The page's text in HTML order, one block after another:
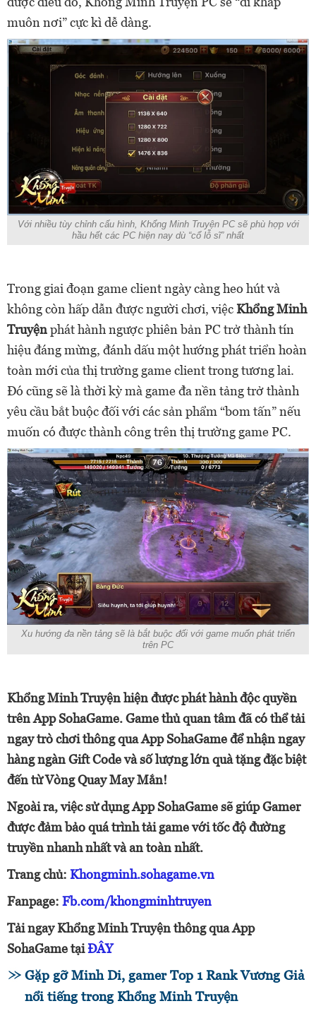
muôn nơi” cực kì dễ dàng.
Với nhiều tùy chỉnh cấu hình, Khổng Minh Truyện PC sẽ phù hợp với
hầu hết các PC hiện nay dù “cổ lỗ sĩ” nhất
Trong giai đoạn game client ngày càng heo hút và
không còn hấp dẫn được người chơi, việc Khổng Minh
Truyệnphát hành ngược phiên bản PC trở thành tín
hiệu đáng mừng, đánh dấu một hướng phát triển hoàn
toàn mới của thị trường game client trong tương lai.
Đó cũng sẽ là thời kỳ mà game đa nền tảng trở thành
yêu cầu bắt buộc đối với các sản phẩm “bom tấn” nếu
muốn có được thành công trên thị trường game PC.
Xu hướng đa nền tảng sẽ là bắt buộc đối với game muốn phát triển
trên PC
Khổng Minh Truyện hiện được phát hành độc quyền
trên App SohaGame. Game thủ quan tâm đã có thể tải
ngay trò chơi thông qua App SohaGame để nhận ngay
hàng ngàn Gift Code và số lượng lớn quà tặng đặc biệt
đến từ Vòng Quay May Mắn!
Ngoài ra, việc sử dụng App SohaGame sẽ giúp Gamer
được đảm bảo quá trình tải game với tốc độ đường
truyền nhanh nhất và an toàn nhất.
Trang chủ: Khongminh.sohagame.vn
Fanpage: Fb.com/khongminhtruyen
Tải ngay Khổng Minh Truyện thông qua App
SohaGame tạiĐÂY
Gặp gỡ Minh Di, gamer Top 1 Rank Vương Giả
nổi tiếng trong Khổng Minh Truyện